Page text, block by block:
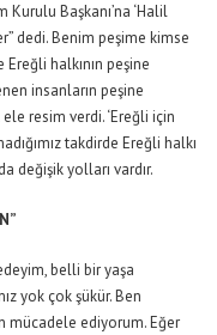
Kurulu Başkanı’na ‘Halil
dedi. Benim peşime kimse
Ereğli halkının peşine
insanların peşine
resim verdi. ‘Ereğli için
takdirde Ereğli halkı
değişik yolları vardır.
belli bir yaşa
yok çok şükür. Ben
mücadele ediyorum. Eğer